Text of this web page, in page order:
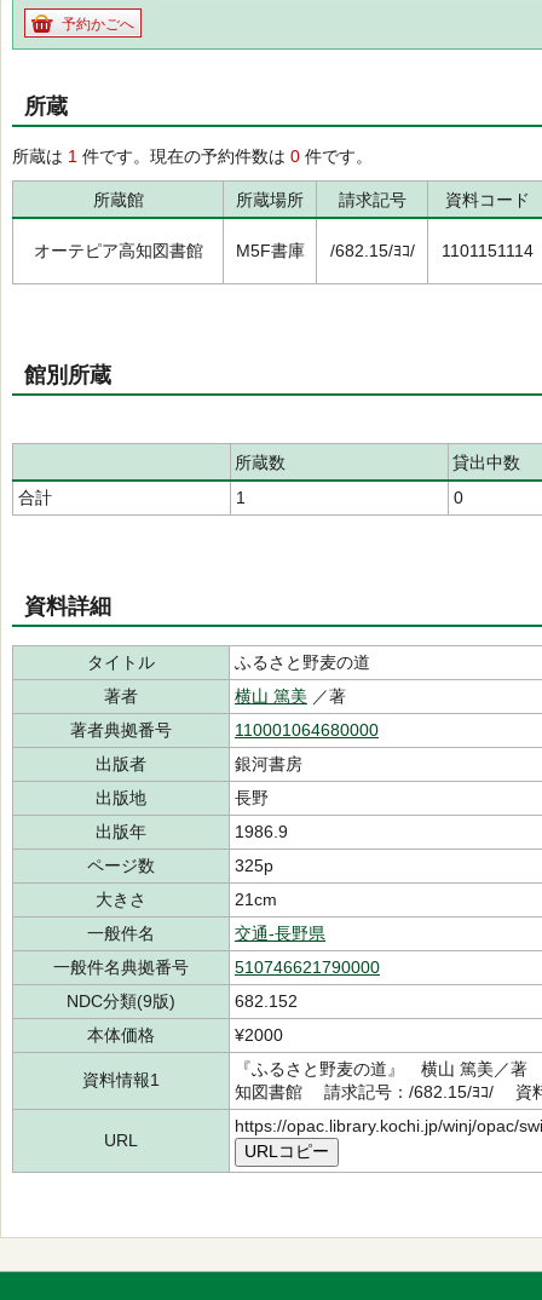
予約かごへ
所蔵
所蔵は 1 件です。現在の予約件数は 0 件です。
所蔵館 所蔵場所 請求記号 資料コード
オーテピア高知図書館 M5F書庫 /682.15/ﾖｺ/ 1101151114
館別所蔵
所蔵数
貸出中数
合計
1 0
資料詳細
タイトル
ふるさと野麦の道
著者
横山 篤美 ／著
著者典拠番号
110001064680000
出版者
銀河書房
出版地
長野
出版年
1986.9
ページ数
325p
大きさ
21cm
一般件名
交通-長野県
一般件名典拠番号
510746621790000
NDC分類(9版)
682.152
本体価格
¥2000
資料情報1
『ふるさと野麦の道』 横山 篤美／
知図書館 請求記号：/682.15/ﾖｺ/ 資
URL
https://opac.library.kochi.jp/winj/opac/
URLコピー